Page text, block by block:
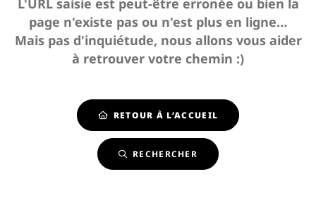
L'URL saisie est peut-être erronée ou bien la
page n'existe pas ou n'est plus en ligne…
Mais pas d'inquiétude, nous allons vous aider
à retrouver votre chemin :)
RETOUR À L’ACCUEIL
RECHERCHER